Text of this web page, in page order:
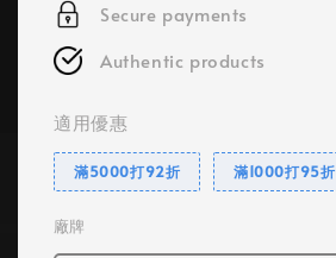
Secure payments
Authentic products
適用優惠
滿5000打92折 滿1000打95折
廠牌